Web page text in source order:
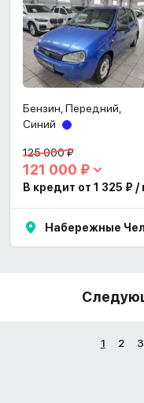
Бензин, Передний,
Синий
125 000 ₽
121 000 ₽
В кредит от 1 325 ₽ /
Набережные
1 2 3